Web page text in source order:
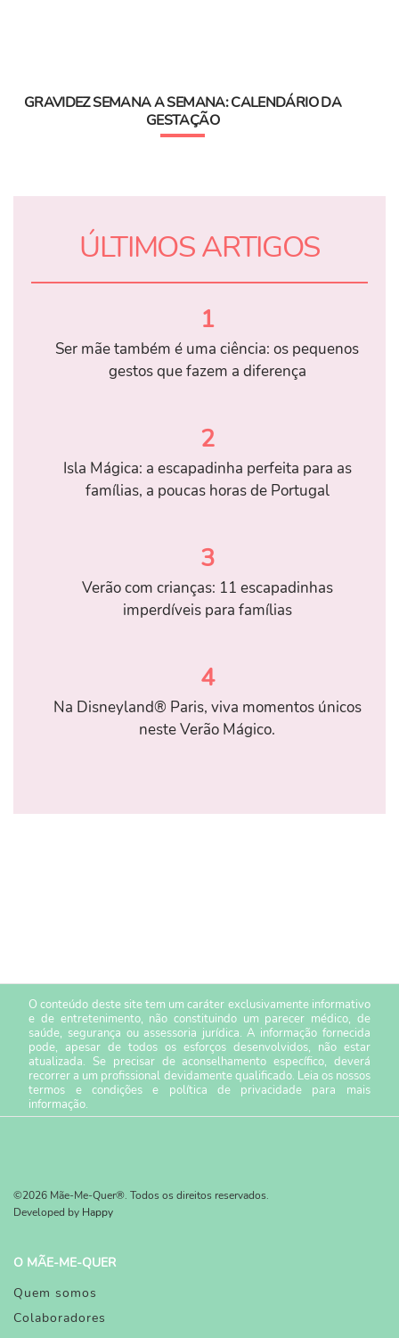
GRAVIDEZ SEMANA A SEMANA: CALENDÁRIO DA
GESTAÇÃO
ÚLTIMOS ARTIGOS
1
Ser mãe também é uma ciência: os pequenos
gestos que fazem a diferença
2
Isla Mágica: a escapadinha perfeita para as
famílias, a poucas horas de Portugal
3
Verão com crianças: 11 escapadinhas
imperdíveis para famílias
4
Na Disneyland® Paris, viva momentos únicos
neste Verão Mágico.
O conteúdo deste site tem um caráter exclusivamente informativo
e de entretenimento, não constituindo um parecer médico, de
saúde, segurança ou assessoria jurídica. A informação fornecida
pode, apesar de todos os esforços desenvolvidos, não estar
atualizada. Se precisar de aconselhamento específico, deverá
recorrer a um profissional devidamente qualificado. Leia os nossos
termos e condiçõese política de privacidade para mais
informação.
©2026 Mãe-Me-Quer®. Todos os direitos reservados.
Developed by Happy
O MÃE-ME-QUER
Quem somos
Colaboradores